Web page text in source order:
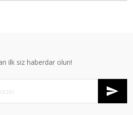
ilk siz haberdar olun!